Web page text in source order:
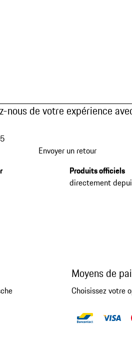
nous de votre expérience
5
Envoyer un retour
Produits officiels
directement
Moyens de
Choisissez votre